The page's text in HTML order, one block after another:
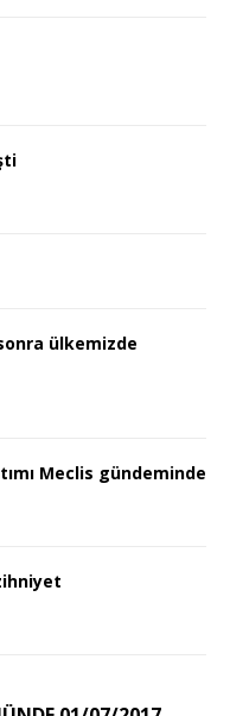
sonra ülkemizde
Meclis gündeminde